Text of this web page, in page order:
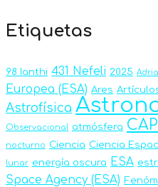
Etiquetas
98 Ianthi 431 Nefeli 2025
Europea (ESA) Ares
Astrofísica
Observacional atmósfera
nocturno Ciencia Ciencia
lunar energía oscura ESA
Space Agency (ESA)